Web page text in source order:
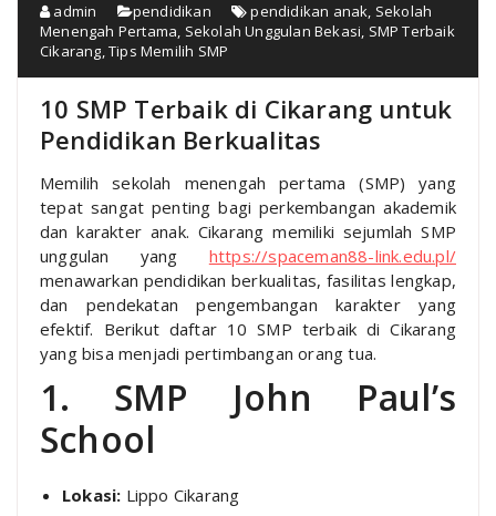
admin pendidikan pendidikan anak, Sekolah
Menengah Pertama, Sekolah Unggulan Bekasi, SMP Terbaik
Cikarang,Tips Memilih SMP
10 SMP Terbaik di Cikarang untuk
Pendidikan Berkualitas
Memilih sekolah menengah pertama (SMP) yang
tepat sangat penting bagi perkembangan akademik
dan karakter anak. Cikarang memiliki sejumlah SMP
unggulan yang https://spaceman88-link.edu.pl/
menawarkan pendidikan berkualitas, fasilitas lengkap,
dan pendekatan pengembangan karakter yang
efektif. Berikut daftar 10 SMP terbaik di Cikarang
yang bisa menjadi pertimbangan orang tua.
1. SMP John Paul’s
School
Lokasi: Lippo Cikarang